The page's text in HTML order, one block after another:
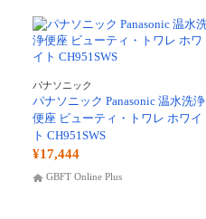
パナソニック
パナソニック Panasonic 温水洗浄
便座 ビューティ・トワレ ホワイ
ト CH951SWS
¥17,444
GBFT Online Plus